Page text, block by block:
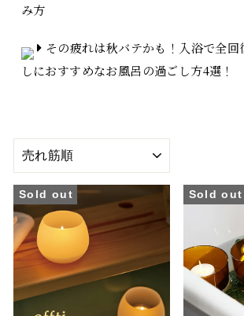
み方
その疲れは秋バテかも！入浴で全
しにおすすめなお風呂の過ごし方4選！
並
替
え
Sold out Sold out